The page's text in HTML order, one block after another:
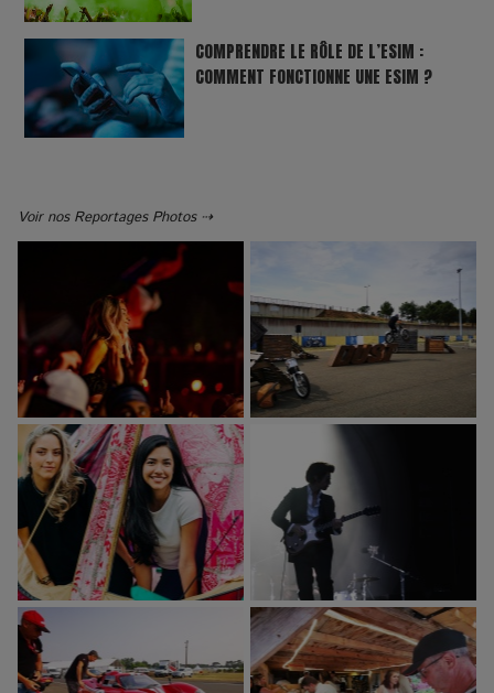
COMPRENDRE LE RÔLE DE L’ESIM :
COMMENT FONCTIONNE UNE ESIM ?
Voir nos Reportages Photos ⇢